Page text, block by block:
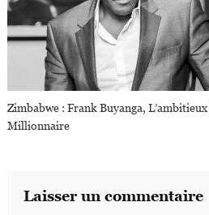
Zimbabwe : Frank Buyanga,
Millionnaire
Laisser un commentaire